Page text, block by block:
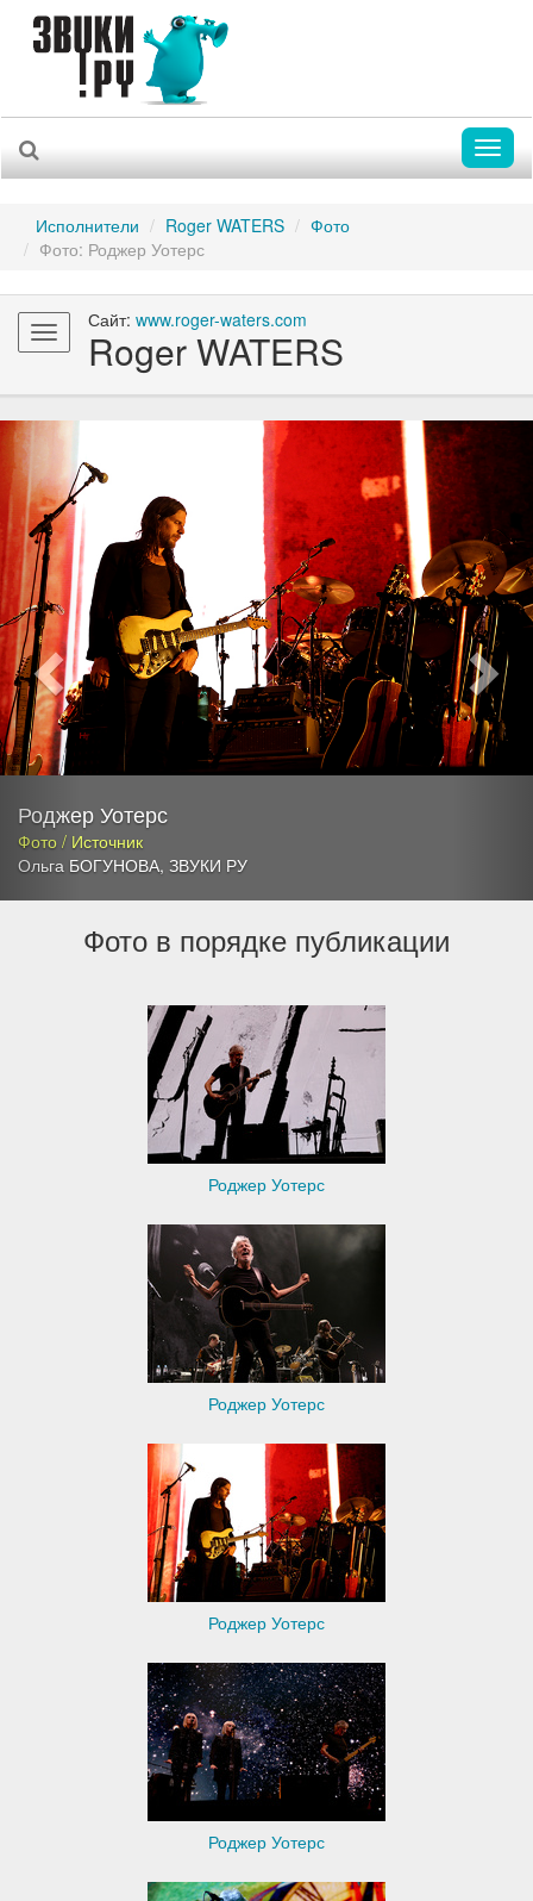
Исполнители Roger WATERS
Фото
Фото: Роджер Уотерс
Toggle
navigation
Сайт: www.roger-waters.com
Roger WATERS
Роджер Уотерс
Фото / Источник
Ольга БОГУНОВА, ЗВУКИ РУ
Previous
Фото в порядке публикации
Роджер Уотерс
Роджер Уотерс
Роджер Уотерс
Роджер Уотерс